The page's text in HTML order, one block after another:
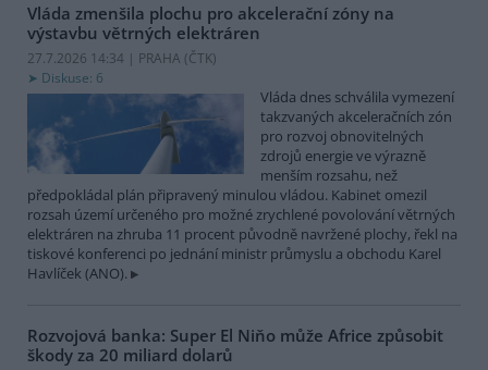
Vláda zmenšila plochu pro akcelerační zóny na
výstavbu větrných elektráren
27.7.2026 14:34 | PRAHA (ČTK)
Diskuse: 6
Vláda dnes schválila vymezení
takzvaných akceleračních zón
pro rozvoj obnovitelných
zdrojů energie ve výrazně
menším rozsahu, než
předpokládal plán připravený minulou vládou. Kabinet omezil
rozsah území určeného pro možné zrychlené povolování větrných
elektráren na zhruba 11 procent původně navržené plochy, řekl na
tiskové konferenci po jednání ministr průmyslu a obchodu Karel
Havlíček (ANO).
Rozvojová banka: Super El Niňo může Africe způsobit
škody za 20 miliard dolarů